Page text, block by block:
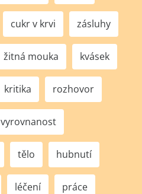
cukr v krvi zásluhy
žitná mouka kvásek
kritika rozhovor
vyrovnanost
tělo hubnutí
léčení práce